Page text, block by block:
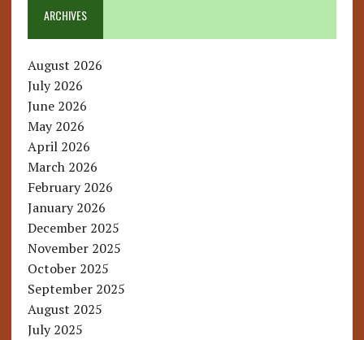
ARCHIVES
August 2026
July 2026
June 2026
May 2026
April 2026
March 2026
February 2026
January 2026
December 2025
November 2025
October 2025
September 2025
August 2025
July 2025